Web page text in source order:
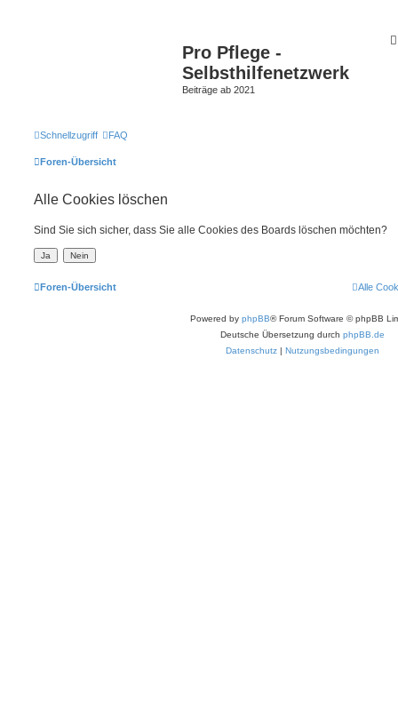
Pro Pflege -
Selbsthilfenetzwerk
Beiträge ab 2021
Schnellzugriff FAQ
Foren-Übersicht
Alle Cookies löschen
Sind Sie sich sicher, dass Sie alle Cookies des Boards löschen möchten?
Foren-Übersicht Alle
Powered by phpBB® Forum Software © phpBB
Deutsche Übersetzung durch phpBB.de
Datenschutz | Nutzungsbedingungen